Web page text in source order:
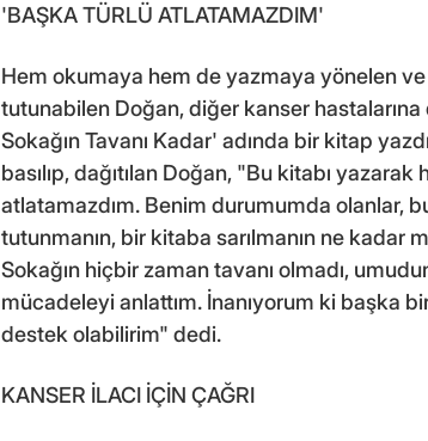
'BAŞKA TÜRLÜ ATLATAMAZDIM'
Hem okumaya hem de yazmaya yönelen ve
tutunabilen Doğan, diğer kanser
Sokağın Tavanı Kadar' adında bir kitap
basılıp, dağıtılan Doğan, "Bu kitabı
atlatamazdım. Benim durumumda olanlar,
tutunmanın, bir kitaba sarılmanın ne kadar
Sokağın hiçbir zaman tavanı olmadı,
mücadeleyi anlattım. İnanıyorum ki başka
destek olabilirim" dedi.
KANSER İLACI İÇİN ÇAĞRI